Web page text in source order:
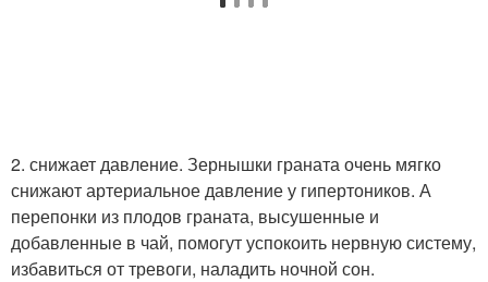
2. снижает давление. Зернышки граната очень мягко
снижают артериальное давление у гипертоников. А
перепонки из плодов граната, высушенные и
добавленные в чай, помогут успокоить нервную систему,
избавиться от тревоги, наладить ночной сон.